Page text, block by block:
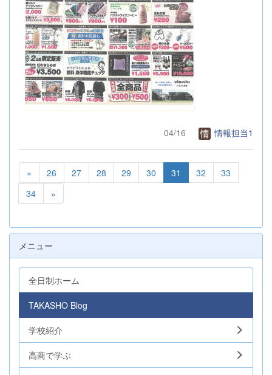
04/16 情報担当1
« 26 27 28 29 30 31 32
33
34
»
メニュー
全日制ホーム
TAKASHO Blog
学校紹介
高商で学ぶ